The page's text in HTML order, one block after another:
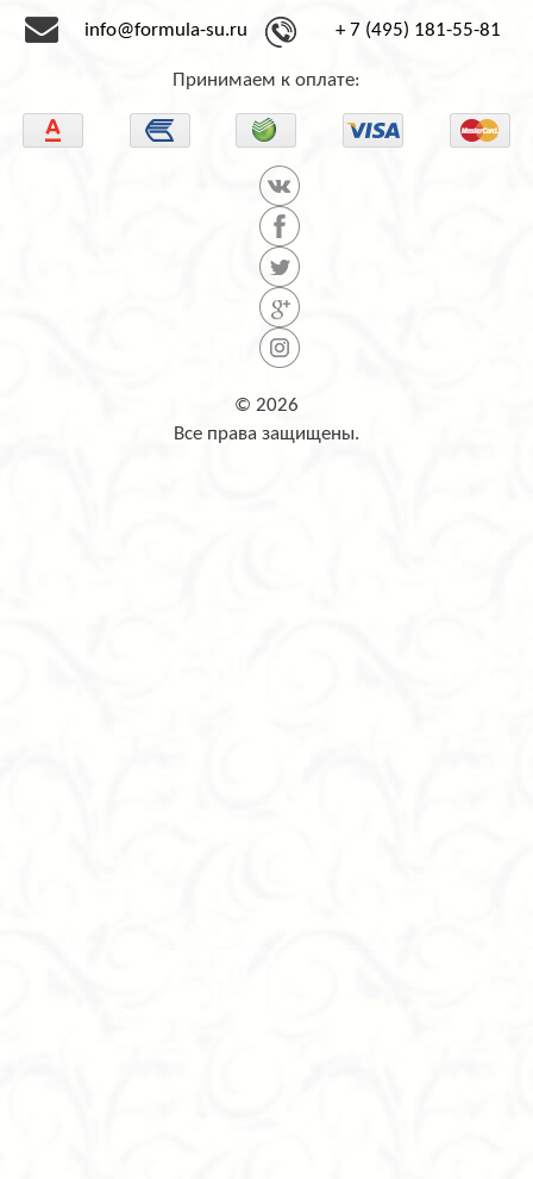
info@formula-su.ru + 7 (495) 181-55-81
Принимаем к оплате:
© 2026
Все права защищены.